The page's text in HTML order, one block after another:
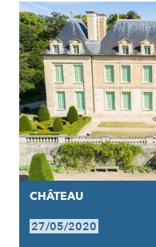
CHÂTEAU
27/05/2020